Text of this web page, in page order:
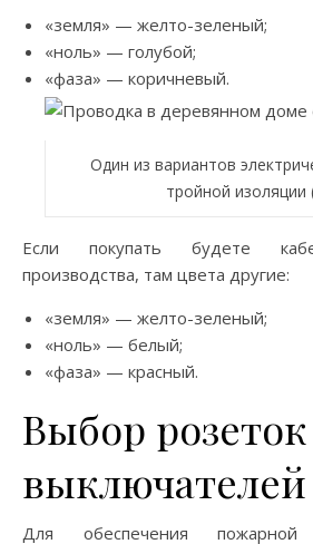
«земля» — желто-зеленый;
«ноль» — голубой;
«фаза» — коричневый.
Один из вариантов
тройной изоляции
Если покупать будете
производства, там цвета другие:
«земля» — желто-зеленый;
«ноль» — белый;
«фаза» — красный.
Выбор
выключателей
Для обеспечения пожарной